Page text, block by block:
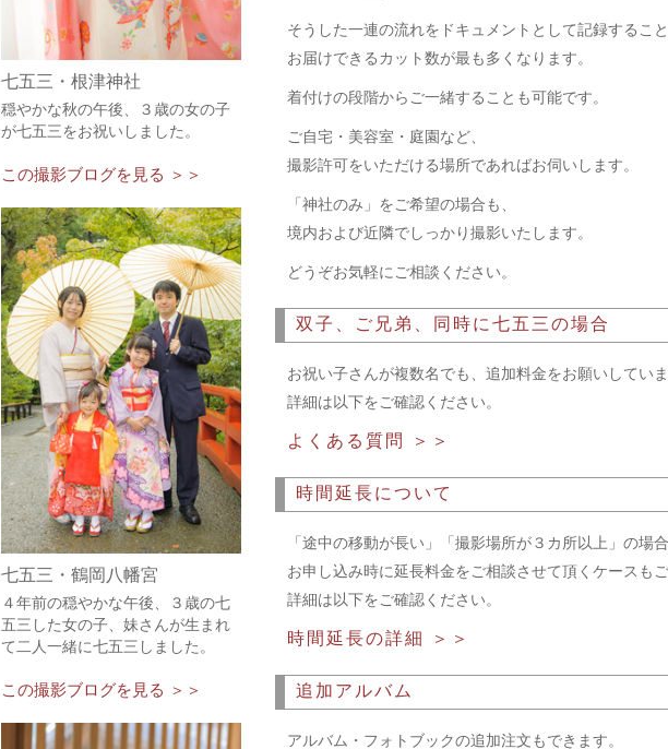
七五三・根津神社
穏やかな秋の午後、３歳の女の子
が七五三をお祝いしました。
この撮影ブログを見る ＞＞
七五三・鶴岡八幡宮
４年前の穏やかな午後、３歳の七
五三した女の子、妹さんが生まれ
て二人一緒に七五三しました。
この撮影ブログを見る ＞＞
そうした一連の流れをドキュメントとして記録するこ
お届けできるカット数が最も多くなります。
着付けの段階からご一緒することも可能です。
ご自宅・美容室・庭園など、
撮影許可をいただける場所であればお伺いします。
「神社のみ」をご希望の場合も、
境内および近隣でしっかり撮影いたします。
どうぞお気軽にご相談ください。
双子、ご兄弟、同時に七五三の場合
お祝い子さんが複数名でも、追加料金をお願いしてい
詳細は以下をご確認ください。
よくある質問 ＞＞
時間延長について
「途中の移動が長い」「撮影場所が３カ所以上」の場
お申し込み時に延長料金をご相談させて頂くケースも
詳細は以下をご確認ください。
時間延長の詳細 ＞＞
追加アルバム
アルバム・フォトブックの追加注文もできます。